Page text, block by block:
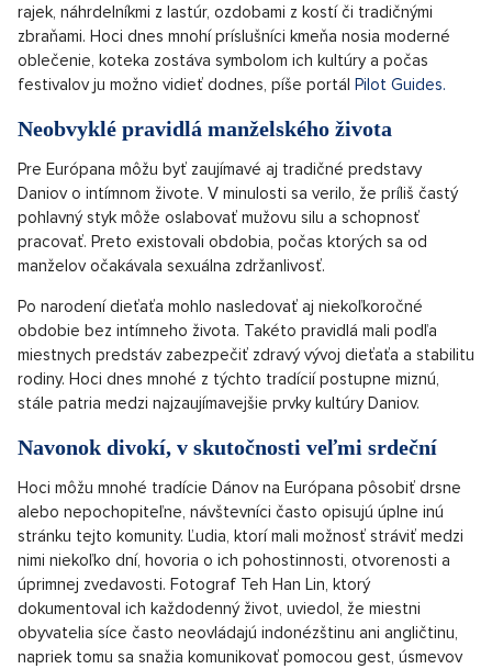
rajek, náhrdelníkmi z lastúr, ozdobami z kostí či tradičnými
zbraňami. Hoci dnes mnohí príslušníci kmeňa nosia moderné
oblečenie, koteka zostáva symbolom ich kultúry a počas
festivalov ju možno vidieť dodnes, píše portál Pilot Guides.
Neobvyklé pravidlá manželského života
Pre Európana môžu byť zaujímavé aj tradičné predstavy
Daniov o intímnom živote. V minulosti sa verilo, že príliš častý
pohlavný styk môže oslabovať mužovu silu a schopnosť
pracovať. Preto existovali obdobia, počas ktorých sa od
manželov očakávala sexuálna zdržanlivosť.
Po narodení dieťaťa mohlo nasledovať aj niekoľkoročné
obdobie bez intímneho života. Takéto pravidlá mali podľa
miestnych predstáv zabezpečiť zdravý vývoj dieťaťa a stabilitu
rodiny. Hoci dnes mnohé z týchto tradícií postupne miznú,
stále patria medzi najzaujímavejšie prvky kultúry Daniov.
Navonok divokí, v skutočnosti veľmi srdeční
Hoci môžu mnohé tradície Dánov na Európana pôsobiť drsne
alebo nepochopiteľne, návštevníci často opisujú úplne inú
stránku tejto komunity. Ľudia, ktorí mali možnosť stráviť medzi
nimi niekoľko dní, hovoria o ich pohostinnosti, otvorenosti a
úprimnej zvedavosti. Fotograf Teh Han Lin, ktorý
dokumentoval ich každodenný život, uviedol, že miestni
obyvatelia síce často neovládajú indonézštinu ani angličtinu,
napriek tomu sa snažia komunikovať pomocou gest, úsmevov